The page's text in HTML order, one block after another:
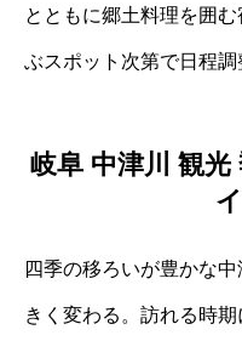
とともに郷土料理を囲
ぶスポット次第で日程調
岐阜 中津川 観
四季の移ろいが豊かな
きく変わる。訪れる時